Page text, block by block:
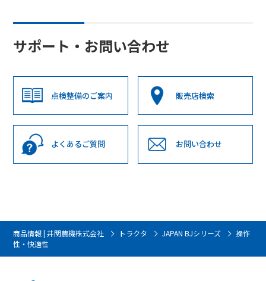
サポート・お問い合わせ
点検整備のご案内 販売店検索
よくあるご質問 お問い合わせ
商品情報 | 井関農機株式会社 トラクタ JAPAN BJシリーズ
操作
性・快適性